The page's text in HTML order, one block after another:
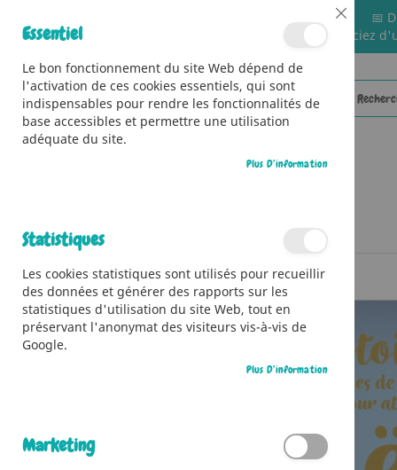
📅
🚚 Bénéficiez
to
the
end
of
Cookie
Bar
Essentiel
Le bon fonctionnement du site Web dépend de
l'activation de ces cookies essentiels, qui sont
indispensables pour rendre les fonctionnalités de
base accessibles et permettre une utilisation
adéquate du site.
Plus D’information
Statistiques
Les cookies statistiques sont utilisés pour recueillir
des données et générer des rapports sur les
statistiques d'utilisation du site Web, tout en
préservant l'anonymat des visiteurs vis-à-vis de
Google.
Plus D’information
Marketing